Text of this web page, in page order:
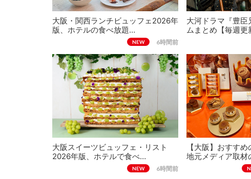
大阪・関西ランチビュッフェ2026年
版、ホテルの食べ放題…
NEW 6時間前
大河ドラマ『豊臣
ムまとめ【毎週更
大阪スイーツビュッフェ・リスト
2026年版、ホテルで食べ…
NEW 6時間前
【大阪】おすす
地元メディア取材